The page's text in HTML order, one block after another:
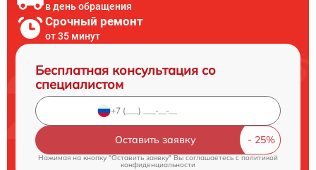
в день обращения
Срочный ремонт
от 35 минут
Бесплатная консультация со
специалистом
Оставить заявку
Нажимая на кнопку "Оставить заявку" Вы соглашаетесь cполитикой
конфиденциальности